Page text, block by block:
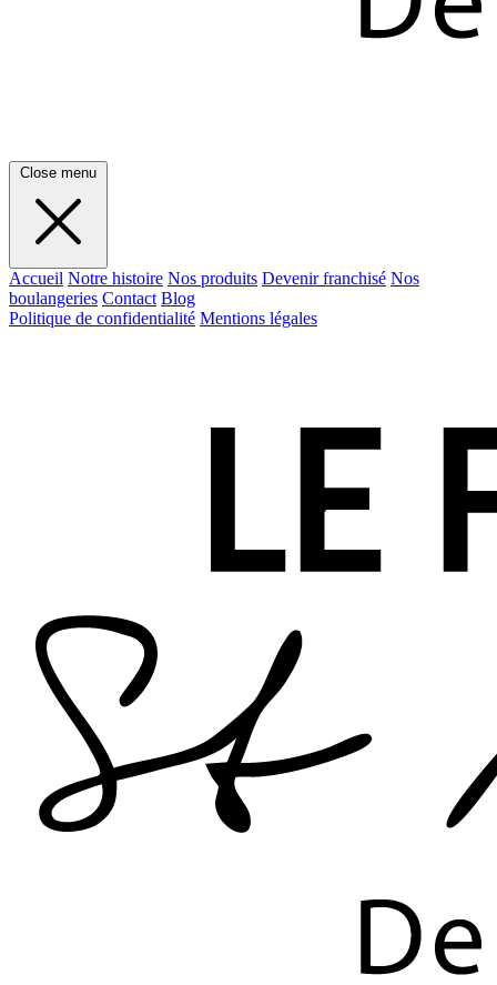
Close menu
Accueil Notre histoire Nos produits Devenir franchisé Nos
boulangeries Contact Blog
Politique de confidentialité Mentions légales